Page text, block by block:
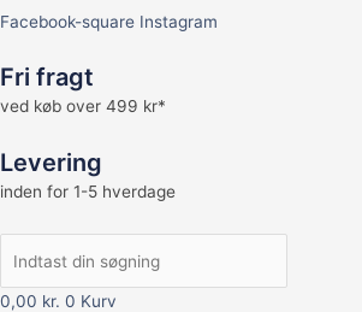
Facebook-square Instagram
Fri fragt
ved køb over 499 kr*
Levering
inden for 1-5 hverdage
0,00 kr. 0 Kurv